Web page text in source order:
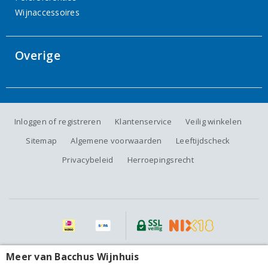
Weingut Thörle Rheinhessen Spätburgunder 2023
Wijnaccessoires
Overige
Inloggen of registreren Klantenservice
Veilig winkelen
Sitemap
Algemene voorwaarden
Leeftijdscheck
Privacybeleid
Herroepingsrecht
Alle prijzen zijn inclusief BTW, exclusief eventuele verzendkosten.
Meer van Bacchus Wijnhuis